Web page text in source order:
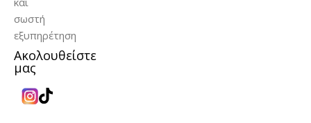
σωστή
εξυπηρέτηση
Ακολουθείστε
μας